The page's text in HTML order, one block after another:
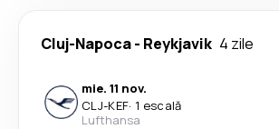
Cluj-Napoca- Reykjavik 4 zile
mie. 11 nov.
CLJ-KEF· 1 escală
Lufthansa